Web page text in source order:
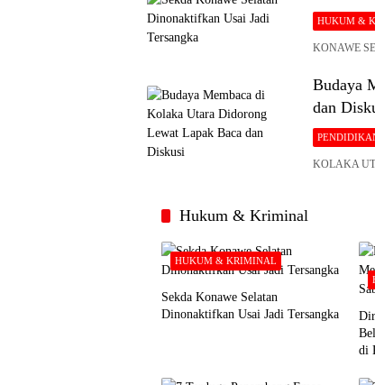
HUKUM &
KONAWE
Budaya
dan
KOLAKA
Hukum & Kriminal
HUKUM & KRIMINAL
Sekda Konawe Selatan
Dinonaktifkan Usai Jadi Tersangka
di